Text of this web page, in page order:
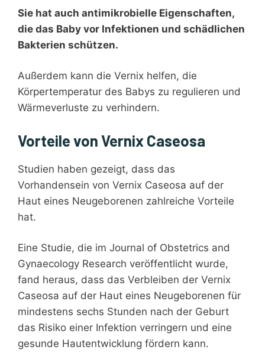
Sie hat auch antimikrobielle Eigenschaften,
die das Baby vor Infektionen und schädlichen
Bakterien schützen.
Außerdem kann die Vernix helfen, die
Körpertemperatur des Babys zu regulieren und
Wärmeverluste zu verhindern.
Vorteile von Vernix Caseosa
Studien haben gezeigt, dass das
Vorhandensein von Vernix Caseosa auf der
Haut eines Neugeborenen zahlreiche Vorteile
hat.
Eine Studie, die im Journal of Obstetrics and
Gynaecology Research veröffentlicht wurde,
fand heraus, dass das Verbleiben der Vernix
Caseosa auf der Haut eines Neugeborenen für
mindestens sechs Stunden nach der Geburt
das Risiko einer Infektion verringern und eine
gesunde Hautentwicklung fördern kann.